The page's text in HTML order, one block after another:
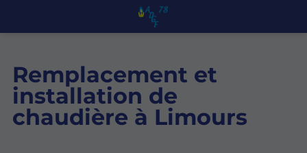
Remplacement et
installation de
chaudière à Limours